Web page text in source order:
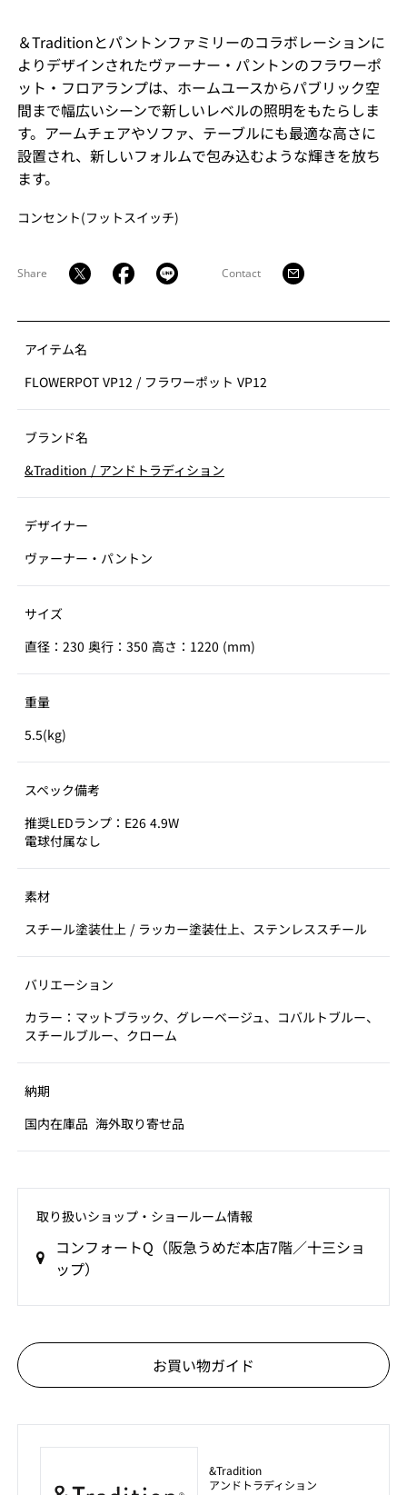
＆Traditionとパントンファミリーのコラボレーションに
よりデザインされたヴァーナー・パントンのフラワーポ
ット・フロアランプは、ホームユースからパブリック空
間まで幅広いシーンで新しいレベルの照明をもたらしま
す。アームチェアやソファ、テーブルにも最適な高さに
設置され、新しいフォルムで包み込むような輝きを放ち
ます。
コンセント(フットスイッチ)
Share Contact
アイテム名
FLOWERPOT VP12 / フラワーポット VP12
ブランド名
&Tradition / アンドトラディション
デザイナー
ヴァーナー・パントン
サイズ
直径：230 奥行：350 高さ：1220 (mm)
重量
5.5(kg)
スペック備考
推奨LEDランプ：E26 4.9W
電球付属なし
素材
スチール塗装仕上 / ラッカー塗装仕上、ステンレススチール
バリエーション
カラー：マットブラック、グレーベージュ、コバルトブルー、
スチールブルー、クローム
納期
国内在庫品 海外取り寄せ品
取り扱いショップ‧ショールーム情報
コンフォートQ（阪急うめだ本店7階／十三ショ
ップ）
お買い物ガイド
&Tradition
アンドトラディション